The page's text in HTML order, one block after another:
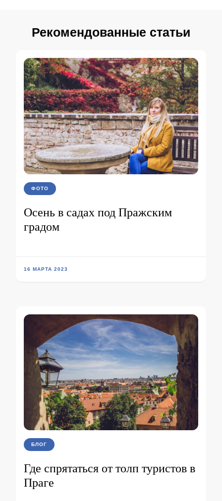
Рекомендованные статьи
ФОТО
Осень в садах под Пражским
градом
16 МАРТА 2023
БЛОГ
Где спрятаться от толп туристов в
Праге